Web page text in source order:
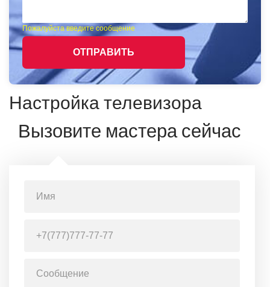
Пожалуйста введите сообщение
ОТПРАВИТЬ
Настройка телевизора
Вызовите мастера сейчас